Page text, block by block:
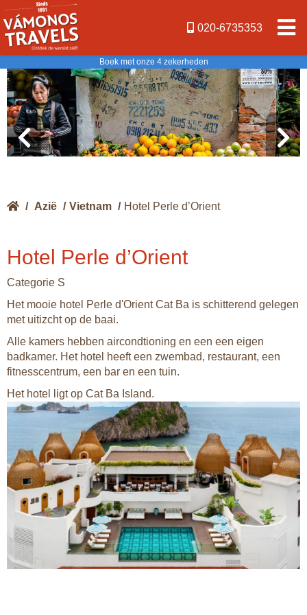
020-6735353
Boek met onze 4 zekerheden
/ Azië / Vietnam / Hotel Perle d’Orient
Hotel Perle d’Orient
Categorie S
Het mooie hotel Perle d'Orient Cat Ba is schitterend gelegen
met uitizcht op de baai.
Alle kamers hebben aircondtioning en een een eigen
badkamer. Het hotel heeft een zwembad, restaurant, een
fitnesscentrum, een bar en een tuin.
Het hotel ligt op Cat Ba Island.